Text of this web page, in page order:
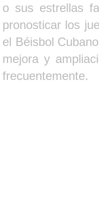
o sus estrellas
pronosticar los
el Béisbol
mejora y
frecuentemente.